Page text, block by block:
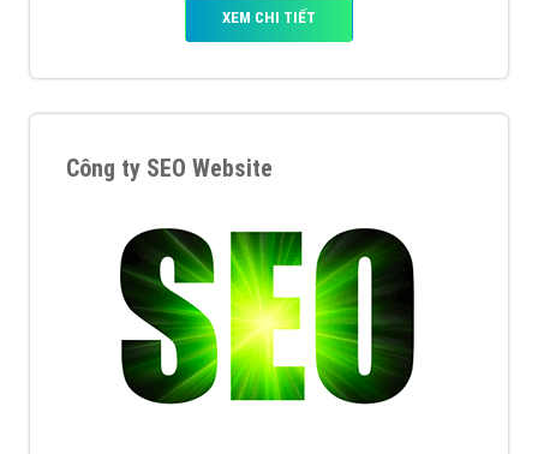
VietAds triển khai dịch vụ quảng cáo Banner Google